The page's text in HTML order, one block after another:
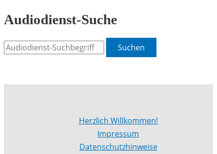
Audiodienst-Suche
Suchen
Herzlich Willkommen!
Impressum
Datenschutzhinweise